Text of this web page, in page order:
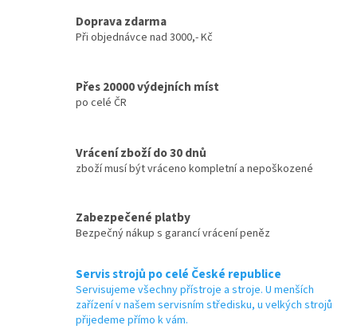
v
i
s
Doprava zdarma
Při objednávce nad 3000,- Kč
Přes 20000 výdejních míst
po celé ČR
Vrácení zboží do 30 dnů
zboží musí být vráceno kompletní a nepoškozené
Zabezpečené platby
Bezpečný nákup s garancí vrácení peněz
Servis strojů po celé České republice
Servisujeme všechny přístroje a stroje. U menších
zařízení v našem servisním středisku, u velkých strojů
přijedeme přímo k vám.